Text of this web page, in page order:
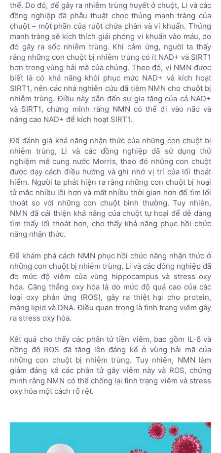
thể. Do đó, để gây ra nhiễm trùng huyết ở chuột, Li và các
đồng nghiệp đã phẫu thuật chọc thủng manh tràng của
chuột – một phần của ruột chứa phân và vi khuẩn. Thủng
manh tràng sẽ kích thích giải phóng vi khuẩn vào máu, do
đó gây ra sốc nhiễm trùng. Khi cảm ứng, người ta thấy
rằng những con chuột bị nhiễm trùng có ít NAD+ và SIRT1
hơn trong vùng hải mã của chúng. Theo đó, vì NMN được
biết là có khả năng khôi phục mức NAD+ và kích hoạt
SIRT1, nên các nhà nghiên cứu đã tiêm NMN cho chuột bị
nhiễm trùng. Điều này dẫn đến sự gia tăng của cả NAD+
và SIRT1, chứng minh rằng NMN có thể đi vào não và
nâng cao NAD+ để kích hoạt SIRT1.
Để đánh giá khả năng nhận thức của những con chuột bị
nhiễm trùng, Li và các đồng nghiệp đã sử dụng thử
nghiệm mê cung nước Morris, theo đó những con chuột
được dạy cách điều hướng và ghi nhớ vị trí của lối thoát
hiểm. Người ta phát hiện ra rằng những con chuột bị hoại
tử mắc nhiều lỗi hơn và mất nhiều thời gian hơn để tìm lối
thoát so với những con chuột bình thường. Tuy nhiên,
NMN đã cải thiện khả năng của chuột tự hoại để dễ dàng
tìm thấy lối thoát hơn, cho thấy khả năng phục hồi chức
năng nhận thức.
Để khám phá cách NMN phục hồi chức năng nhận thức ở
những con chuột bị nhiễm trùng, Li và các đồng nghiệp đã
đo mức độ viêm của vùng hippocampus và stress oxy
hóa. Căng thẳng oxy hóa là do mức độ quá cao của các
loại oxy phản ứng (ROS), gây ra thiệt hại cho protein,
màng lipid và DNA. Điều quan trọng là tình trạng viêm gây
ra stress oxy hóa.
Kết quả cho thấy các phân tử tiền viêm, bao gồm IL-6 và
nồng độ ROS đã tăng lên đáng kể ở vùng hải mã của
những con chuột bị nhiễm trùng. Tuy nhiên, NMN làm
giảm đáng kể các phân tử gây viêm này và ROS, chứng
minh rằng NMN có thể chống lại tình trạng viêm và stress
oxy hóa một cách rõ rệt.